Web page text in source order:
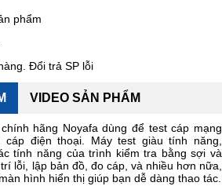
phẩm
Đổi trả SP lỗi
VIDEO SẢN PHẨM
chính hãng Noyafa dùng để test cáp mạng
cáp điện thoại. Máy test giàu tính năng,
tính năng của trình kiểm tra bằng sợi và
lỗi, lập bản đồ, đo cáp, và nhiều hơn nữa,
hình hiển thị giúp bạn dễ dàng thao tác.